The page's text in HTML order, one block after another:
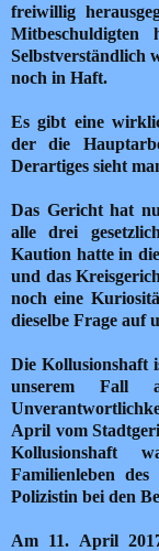
freiwillig
Selbstverständlich
noch in Haft.
Es gibt eine
der die
Derartiges sieht
Das Gericht hat
alle drei
Kaution hatte in
und das
noch eine
dieselbe Frage auf
Die Kollusionshaft
unserem Fall
April vom
Kollusionshaft
Familienleben
Polizistin bei den
Am 11. April